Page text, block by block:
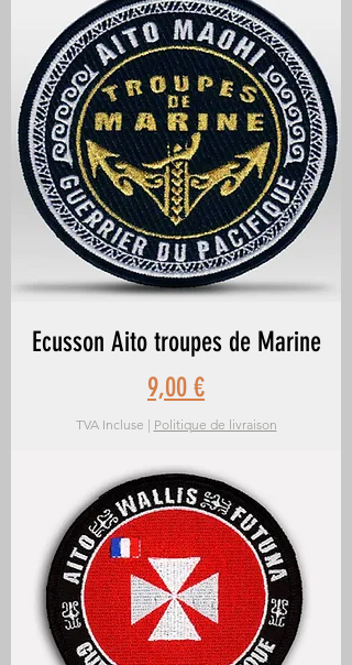
Ecusson Aito troupes de Marine
Prix
9,00 €
TVA Incluse | Politique de livraison